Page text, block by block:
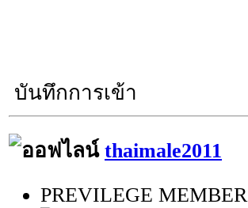
บันทึกการเข้า
thaimale2011
PREVILEGE MEMBER